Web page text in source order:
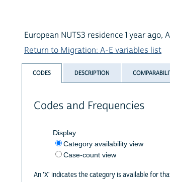
European NUTS3 residence 1 year
Return to Migration: A-E variables list
CODES DESCRIPTION
Codes and Frequencies
Display
Category availability view
Case-count view
An 'X' indicates the category is available for